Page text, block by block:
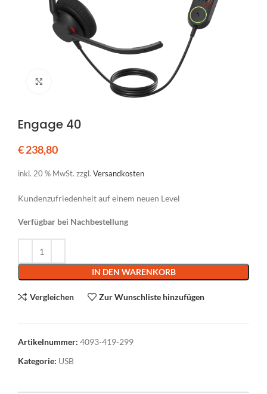
Klicken um zu vergrößern
Engage 40
€238,80
inkl. 20 % MwSt. zzgl. Versandkosten
Kundenzufriedenheit auf einem neuen Level
Verfügbar bei Nachbestellung
IN DEN WARENKORB
Vergleichen Zur Wunschliste hinzufügen
Artikelnummer: 4093-419-299
Kategorie: USB